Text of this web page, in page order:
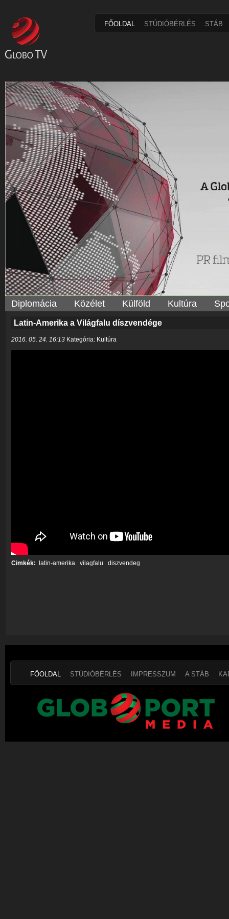
FŐOLDAL STÚDIÓBÉRLÉS STÁB
Diplomácia Közélet Külföld Kultúra
Latin-Amerika a Világfalu díszvendége
2016. 05. 24. 16:13 Kategória: Kultúra
Cimkék: latin-amerika vilagfalu diszvendeg
FŐOLDAL STÚDIÓBÉRLÉS IMPRESSZUM A STÁB